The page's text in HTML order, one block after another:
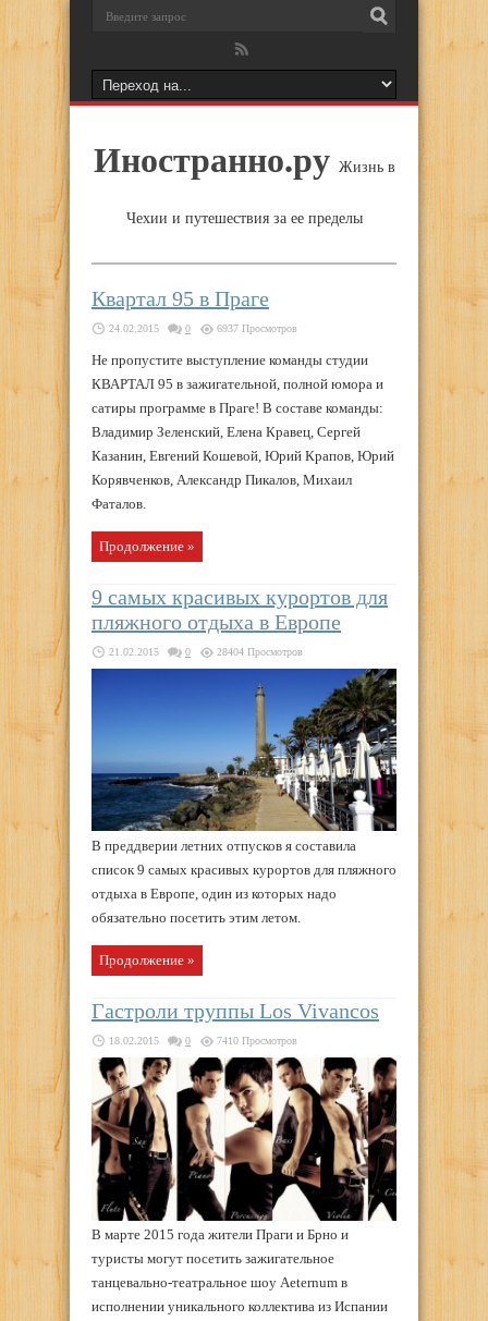
Иностранно.ру Жизнь в
Чехии и путешествия за ее пределы
Квартал 95 в Праге
24.02.2015 0 6937 Просмотров
Не пропустите выступление команды студии
КВАРТАЛ 95 в зажигательной, полной юмора и
сатиры программе в Праге! В составе команды:
Владимир Зеленский, Елена Кравец, Сергей
Казанин, Евгений Кошевой, Юрий Крапов, Юрий
Корявченков, Александр Пикалов, Михаил
Фаталов.
Продолжение »
9 самых красивых курортов для
пляжного отдыха в Европе
21.02.2015 0 28404 Просмотров
В преддверии летних отпусков я составила
список 9 самых красивых курортов для пляжного
отдыха в Европе, один из которых надо
обязательно посетить этим летом.
Продолжение »
Гастроли труппы Los Vivancos
18.02.2015 0 7410 Просмотров
В марте 2015 года жители Праги и Брно и
туристы могут посетить зажигательное
танцевально-театральное шоу Aeternum в
исполнении уникального коллектива из Испании